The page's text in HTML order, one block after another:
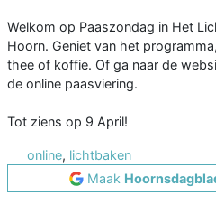
Welkom op Paaszondag in Het
Hoorn. Geniet van het
thee of koffie. Of ga naar de
de online paasviering.
Tot ziens op 9 April!
online, lichtbaken
Maak